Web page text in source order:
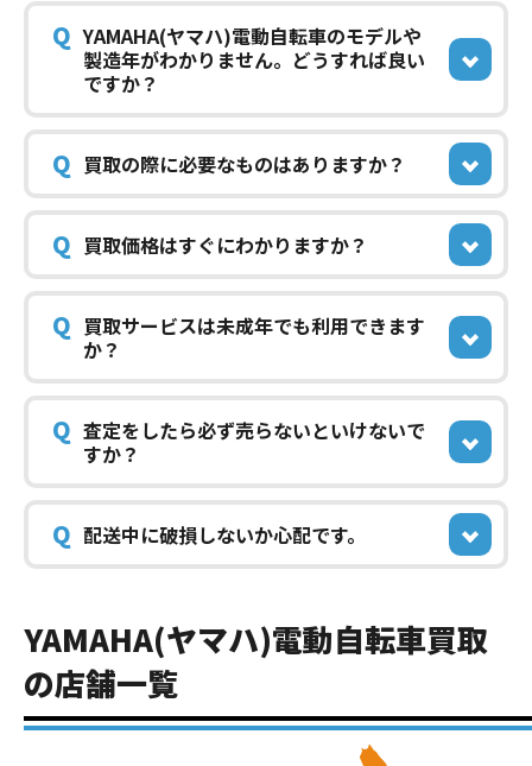
Q YAMAHA(ヤマハ)電動自転車のモデルや
製造年がわかりません。どうすれば良い
ですか？
Q 買取の際に必要なものはありますか？
Q 買取価格はすぐにわかりますか？
Q 買取サービスは未成年でも利用できます
か？
Q 査定をしたら必ず売らないといけないで
すか？
Q 配送中に破損しないか心配です。
YAMAHA(ヤマハ)電動自転車買取
の店舗一覧